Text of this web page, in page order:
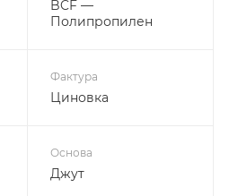
BCF —
Полипропилен
Фактура
Циновка
Основа
Джут